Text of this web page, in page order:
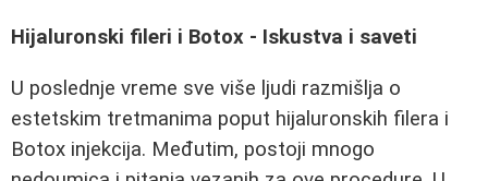
Hijaluronski fileri i Botox - Iskustva i saveti
U poslednje vreme sve više ljudi razmišlja o
estetskim tretmanima poput hijaluronskih filera i
Botox injekcija. Međutim, postoji mnogo